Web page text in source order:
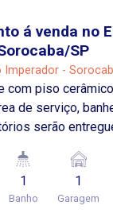
á venda no
SP
Imperador -
com piso
de serviço,
serão
e Fixa para
torre única,
playground, salão
1
Banho
1
Garagem